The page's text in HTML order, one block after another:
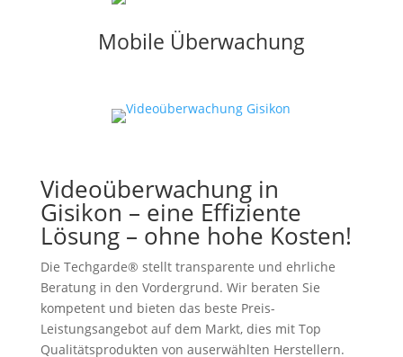
Mobile Überwachung
Videoüberwachung in
Gisikon – eine Effiziente
Lösung – ohne hohe Kosten!
Die Techgarde® stellt transparente und ehrliche
Beratung in den Vordergrund. Wir beraten Sie
kompetent und bieten das beste Preis-
Leistungsangebot auf dem Markt, dies mit Top
Qualitätsprodukten von auserwählten Herstellern.